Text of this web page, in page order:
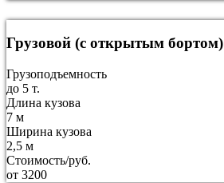
Грузовой (с открытым бортом)
Грузоподъемность
до 5 т.
Длина кузова
7 м
Ширина кузова
2,5 м
Стоимость/руб.
от 3200